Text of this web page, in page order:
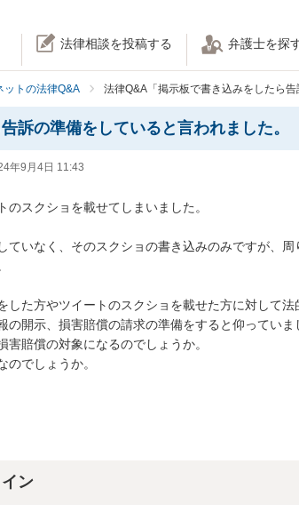
法律相談を投稿する 弁護士を探
ットの法律Q&A 法律Q&A「掲示板で書き込みをしたら
訴の準備をしていると言われました。
年9月4日 11:43
スクショを載せてしまいました。
ていなく、そのスクショの書き込みのみですが、周
した方やツイートのスクショを載せた方に対して法
開示、損害賠償の請求の準備をすると仰っていま
賠償の対象になるのでしょうか。
でしょうか。
ン